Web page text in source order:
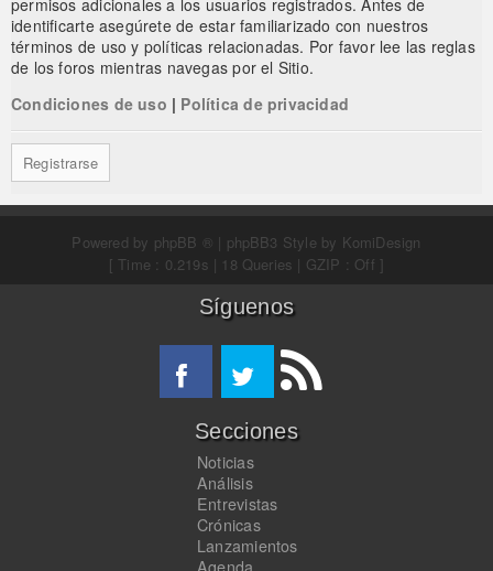
identificarte asegúrete de estar familiarizado con nuestros
términos de uso y políticas relacionadas. Por favor lee las reglas
de los foros mientras navegas por el Sitio.
Condiciones de uso | Política de privacidad
Registrarse
Powered by phpBB ® | phpBB3 Style by KomiDesign
[ Time : 0.219s | 18 Queries | GZIP : Off ]
Síguenos
Secciones
Noticias
Análisis
Entrevistas
Crónicas
Lanzamientos
Agenda